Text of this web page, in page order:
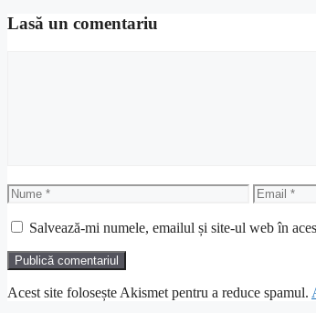
Lasă un comentariu
Nume Email
Salvează-mi numele, emailul și site-ul web în
Acest site folosește Akismet pentru a reduce spamul.